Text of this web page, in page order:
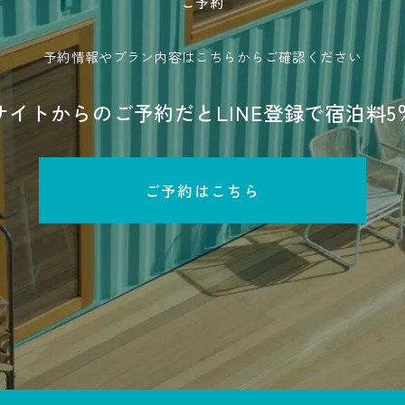
予約情報やプラン内容はこちらからご確認ください
イトからのご予約だと LINE登録で宿泊料5
ご予約はこちら